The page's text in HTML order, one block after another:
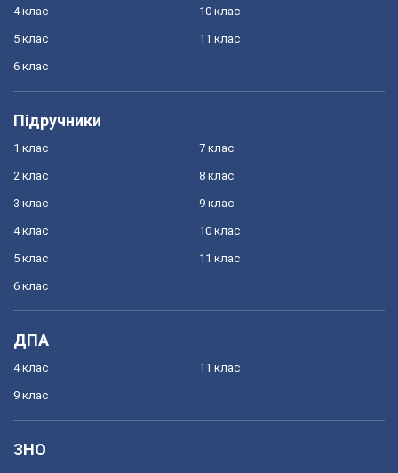
4 клас
5 клас
6 клас
10 клас
11 клас
Підручники
1 клас
2 клас
3 клас
4 клас
5 клас
6 клас
7 клас
8 клас
9 клас
10 клас
11 клас
ДПА
4 клас
9 клас
11 клас
ЗНО